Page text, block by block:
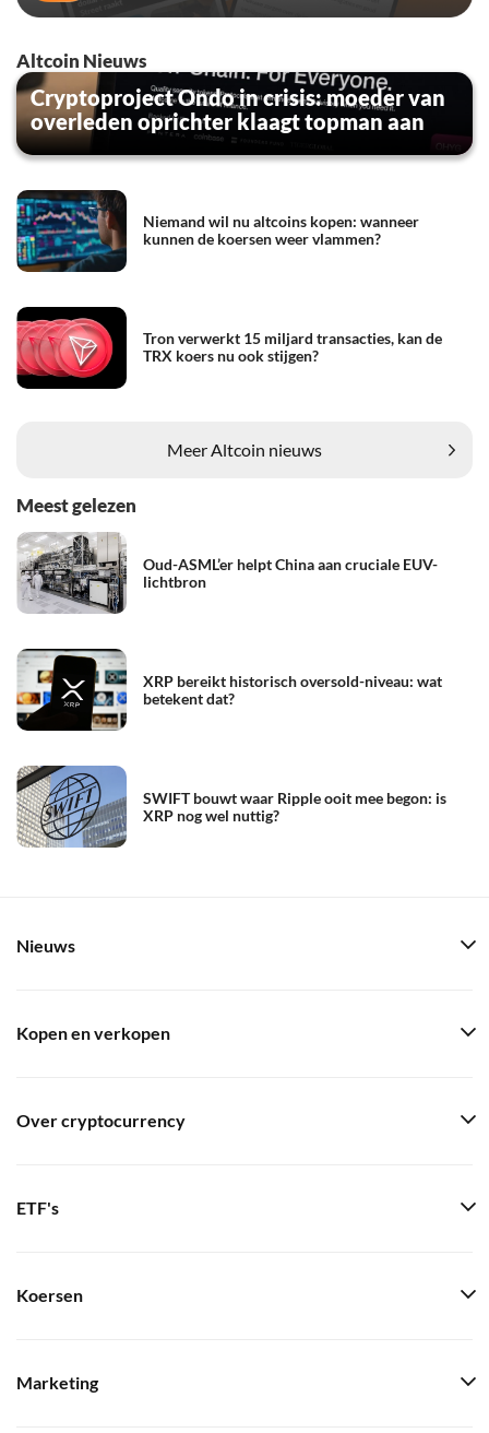
Altcoin Nieuws
Cryptoproject Ondo in crisis: moeder van
overleden oprichter klaagt topman aan
Niemand wil nu altcoins kopen: wanneer
kunnen de koersen weer vlammen?
Tron verwerkt 15 miljard transacties, kan de
TRX koers nu ook stijgen?
Meer Altcoin nieuws
Meest gelezen
Oud-ASML’er helpt China aan cruciale EUV-
lichtbron
XRP bereikt historisch oversold-niveau: wat
betekent dat?
SWIFT bouwt waar Ripple ooit mee begon: is
XRP nog wel nuttig?
Nieuws
Kopen en verkopen
Over cryptocurrency
ETF's
Koersen
Marketing